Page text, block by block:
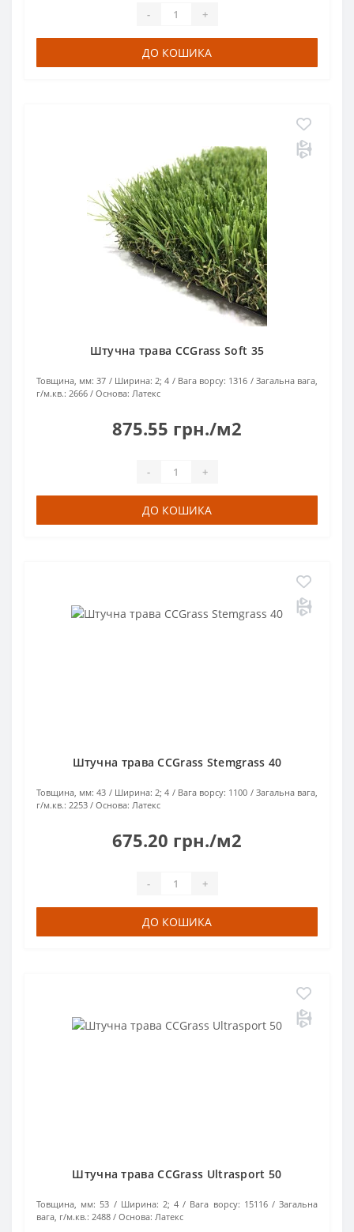
- +
ДО КОШИКА
Штучна трава CCGrass Soft 35
Товщина, мм: 37 Ширина: 2; 4 Вага ворсу: 1316
Загальна вага,
г/м.кв.: 2666 Основа: Латекс
875.55 грн./м2
- +
ДО КОШИКА
Штучна трава CCGrass Stemgrass 40
Товщина, мм: 43 Ширина: 2; 4 Вага ворсу: 1100
Загальна вага,
г/м.кв.: 2253 Основа: Латекс
675.20 грн./м2
- +
ДО КОШИКА
Штучна трава CCGrass Ultrasport 50
Товщина, мм: 53 Ширина: 2; 4 Вага ворсу: 15116
Загальна
вага, г/м.кв.: 2488 Основа: Латекс